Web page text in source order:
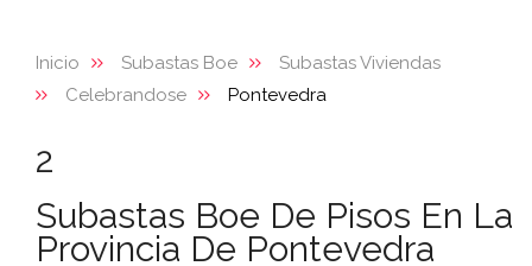
Inicio Subastas Boe
Subastas Viviendas
Celebrandose
Pontevedra
2
Subastas Boe De Pisos En La
Provincia De Pontevedra